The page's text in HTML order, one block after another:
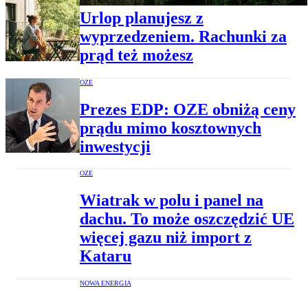
Urlop planujesz z
wyprzedzeniem. Rachunki za
prąd też możesz
OZE
Prezes EDP: OZE obniżą ceny
prądu mimo kosztownych
inwestycji
OZE
Wiatrak w polu i panel na
dachu. To może oszczędzić UE
więcej gazu niż import z
Kataru
NOWA ENERGIA